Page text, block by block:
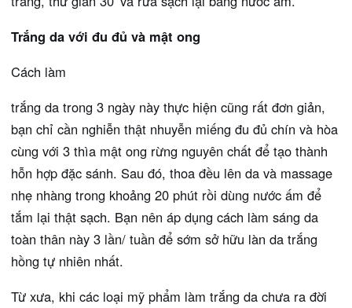
Trắng da với đu đủ và mật ong
Cách làm
trắng da trong 3 ngày này thực hiện cũng rất đơn giản,
bạn chỉ cần nghiễn thật nhuyễn miếng đu đủ chín và hòa
cùng với 3 thìa mật ong rừng nguyên chất để tạo thành
hỗn hợp đặc sánh. Sau đó, thoa đều lên da và massage
nhẹ nhàng trong khoảng 20 phút rồi dùng nước ấm để
tắm lại thật sạch. Bạn nên áp dụng cách làm sáng da
toàn thân này 3 lần/ tuần để sớm sở hữu làn da trắng
hồng tự nhiên nhất.
Từ xưa, khi các loại mỹ phẩm làm trắng da chưa ra đời